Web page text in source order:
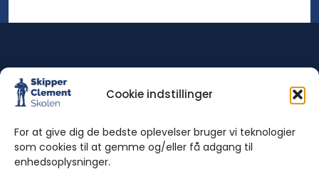
Cookie indstillinger
For at give dig de bedste oplevelser bruger vi teknologier
som cookies til at gemme og/eller få adgang til
enhedsoplysninger.